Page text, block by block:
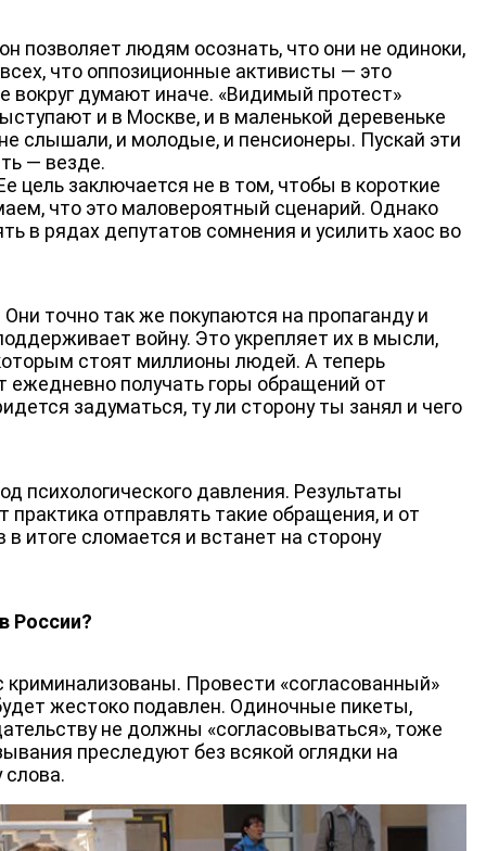
позволяет людям осознать, что они не одиноки,
что оппозиционные активисты — это
вокруг думают иначе. «Видимый протест»
и в Москве, и в маленькой деревеньке
слышали, и молодые, и пенсионеры. Пускай эти
— везде.
заключается не в том, чтобы в короткие
что это маловероятный сценарий. Однако
в рядах депутатов сомнения и усилить хаос во
точно так же покупаются на пропаганду и
войну. Это укрепляет их в мысли,
стоят миллионы людей. А теперь
ежедневно получать горы обращений от
задуматься, ту ли сторону ты занял и чего
психологического давления. Результаты
практика отправлять такие обращения, и от
итоге сломается и встанет на сторону
России?
Провести «согласованный»
жестоко подавлен. Одиночные пикеты,
не должны «согласовываться», тоже
преследуют без всякой оглядки на
слова.